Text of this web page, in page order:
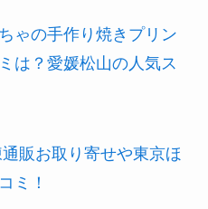
ゃの手作り焼きプリン
は？愛媛松山の人気ス
販お取り寄せや東京ほ
ミ！